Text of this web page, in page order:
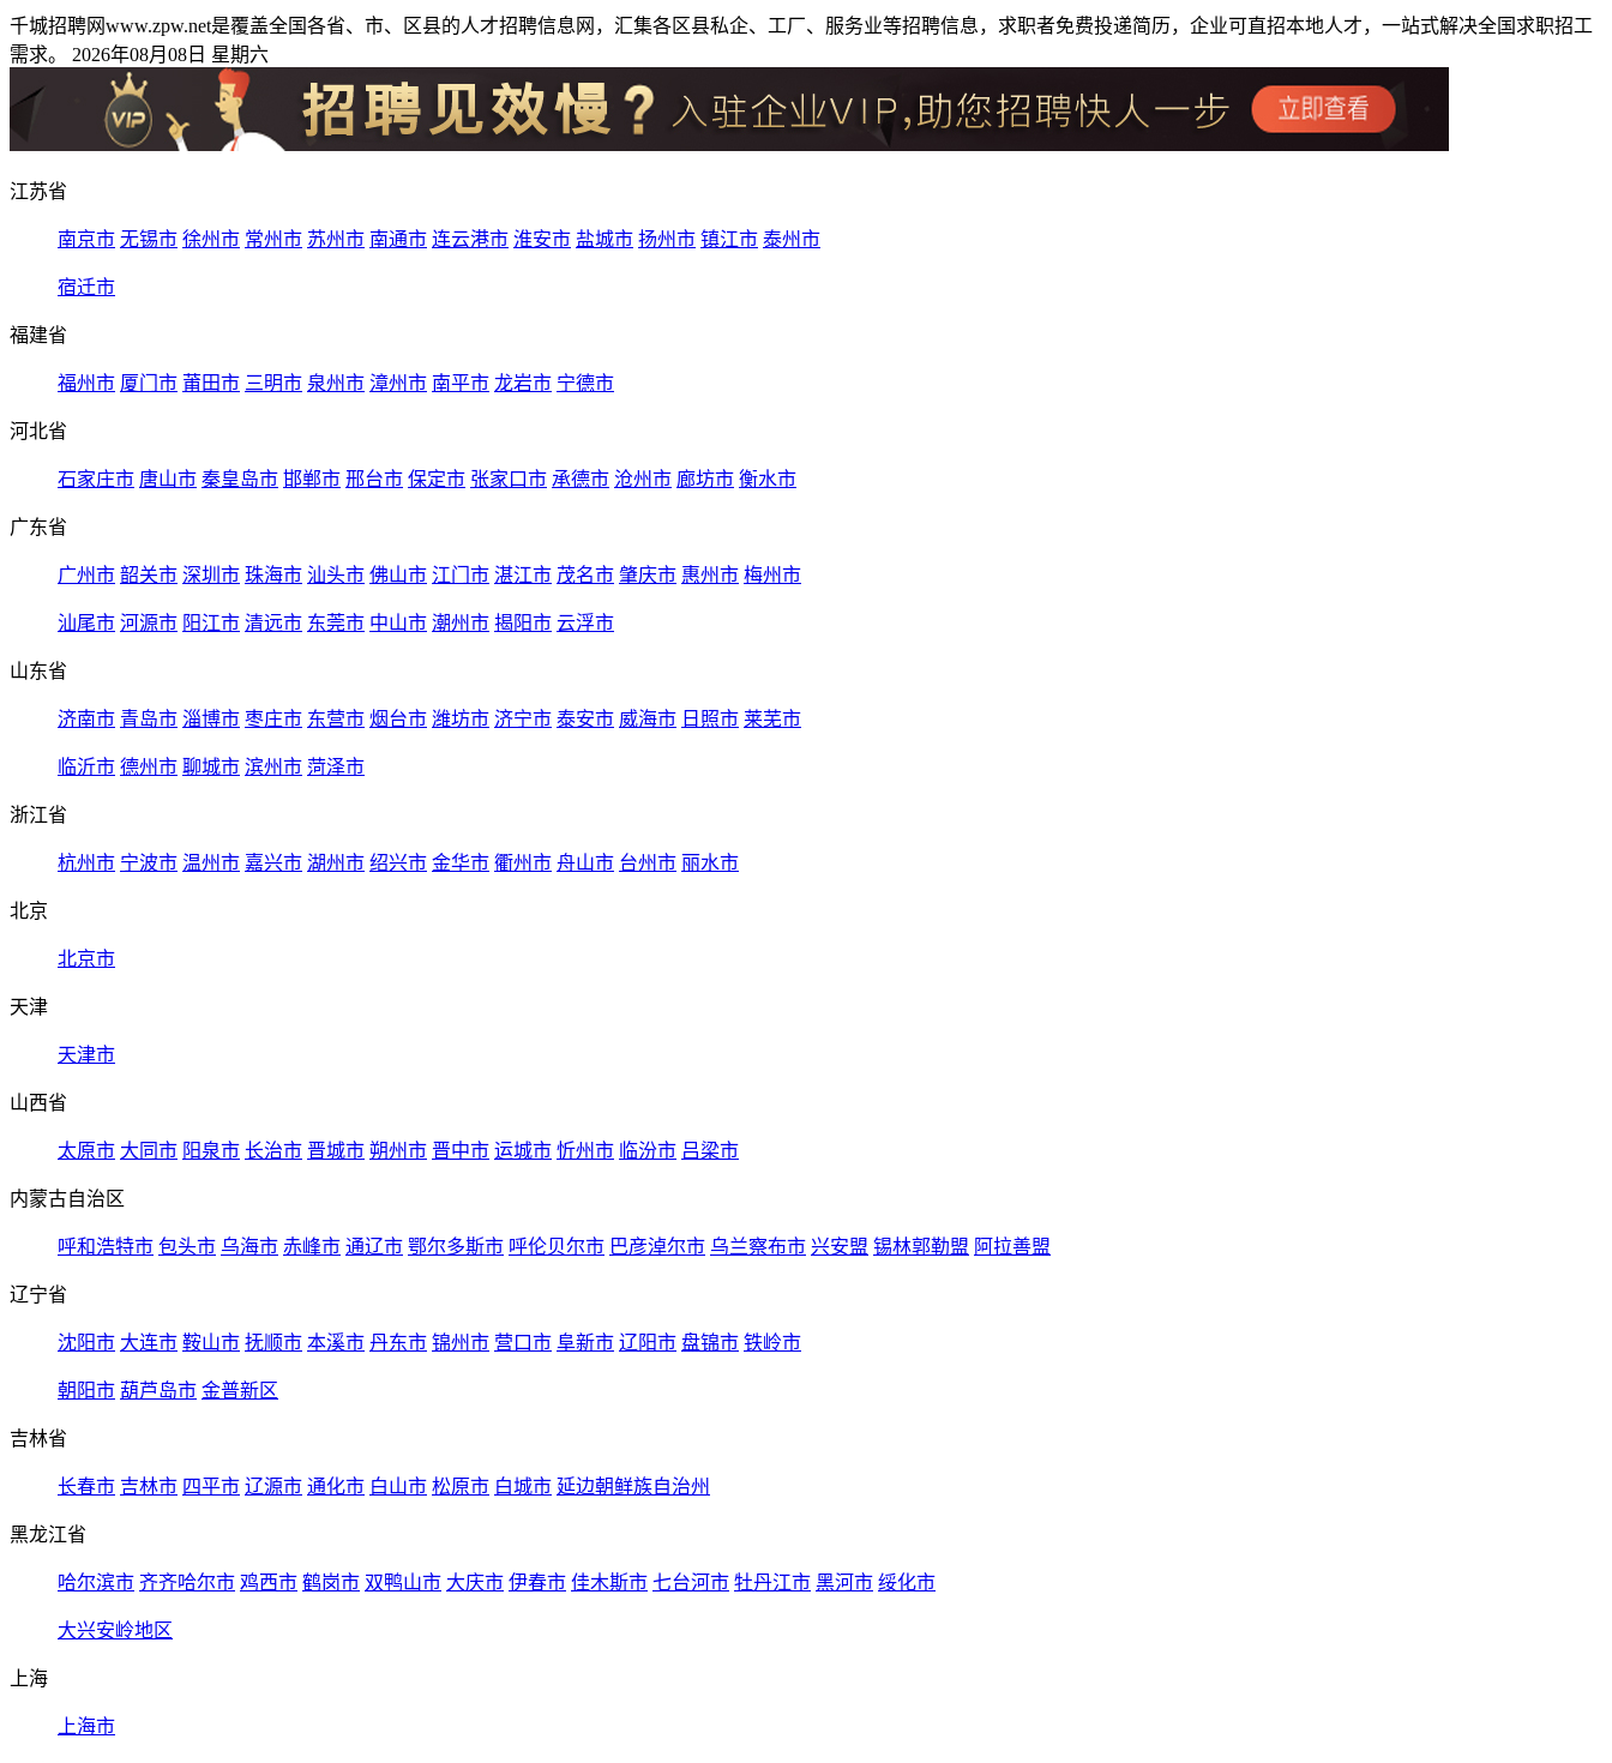
千城招聘网www.zpw.net是覆盖全国各省、市、区县的人才招聘信息网，汇集各区县私企、工厂、服务业等招聘信息，求职者免费投递简历，企业可直招本地人才，一站式解决全国求职招工
需求。 2026年08月08日 星期六
江苏省
南京市 无锡市 徐州市 常州市 苏州市 南通市 连云港市 淮安市 盐城市 扬州市 镇江市 泰州市
宿迁市
福建省
福州市 厦门市 莆田市 三明市 泉州市 漳州市 南平市 龙岩市 宁德市
河北省
石家庄市 唐山市 秦皇岛市 邯郸市 邢台市 保定市 张家口市 承德市 沧州市 廊坊市 衡水市
广东省
广州市 韶关市 深圳市 珠海市 汕头市 佛山市 江门市 湛江市 茂名市 肇庆市 惠州市 梅州市
汕尾市 河源市 阳江市 清远市 东莞市 中山市 潮州市 揭阳市 云浮市
山东省
济南市 青岛市 淄博市 枣庄市 东营市 烟台市 潍坊市 济宁市 泰安市 威海市 日照市 莱芜市
临沂市 德州市 聊城市 滨州市 菏泽市
浙江省
杭州市 宁波市 温州市 嘉兴市 湖州市 绍兴市 金华市 衢州市 舟山市 台州市 丽水市
北京
北京市
天津
天津市
山西省
太原市 大同市 阳泉市 长治市 晋城市 朔州市 晋中市 运城市 忻州市 临汾市 吕梁市
内蒙古自治区
呼和浩特市 包头市 乌海市 赤峰市 通辽市 鄂尔多斯市 呼伦贝尔市 巴彦淖尔市 乌兰察布市 兴安盟 锡林郭勒盟 阿拉善盟
辽宁省
沈阳市 大连市 鞍山市 抚顺市 本溪市 丹东市 锦州市 营口市 阜新市 辽阳市 盘锦市 铁岭市
朝阳市 葫芦岛市 金普新区
吉林省
长春市 吉林市 四平市 辽源市 通化市 白山市 松原市 白城市 延边朝鲜族自治州
黑龙江省
哈尔滨市 齐齐哈尔市 鸡西市 鹤岗市 双鸭山市 大庆市 伊春市 佳木斯市 七台河市 牡丹江市 黑河市 绥化市
大兴安岭地区
上海
上海市